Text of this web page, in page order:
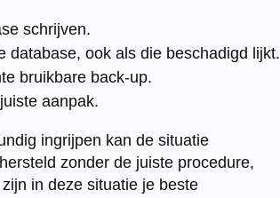
schrijven.
database, ook als die beschadigd lijkt.
bruikbare back-up.
aanpak.
ingrijpen kan de situatie
zonder de juiste procedure,
in deze situatie je beste